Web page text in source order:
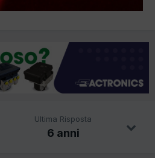
Ultima Risposta
6 anni